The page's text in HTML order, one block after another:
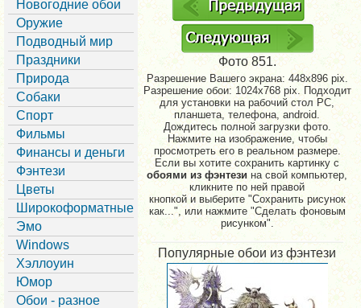
Новогодние обои
Оружие
Подводный мир
Праздники
Природа
Собаки
Спорт
Фильмы
Финансы и деньги
Фэнтези
Цветы
Широкоформатные
Эмо
Windows
Хэллоуин
Юмор
Обои - разное
Фото 851.
Разрешение Вашего экрана: 448x896 pix.
Разрешение обои: 1024x768 pix. Подходит
для установки на рабочий стол PC,
планшета, телефона, android.
Дождитесь полной загрузки фото.
Нажмите на изображение, чтобы
просмотреть его в реальном размере.
Если вы хотите сохранить картинку с
обоями из фэнтези на свой компьютер,
кликните по ней правой
кнопкой и выберите "Сохранить рисунок
как...", или нажмите "Сделать фоновым
рисунком".
Популярные обои из фэнтези